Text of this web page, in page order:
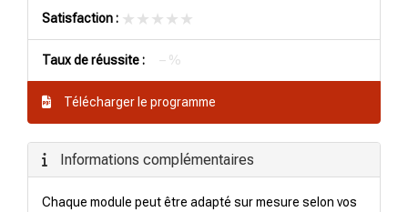
Satisfaction : ★★★★★
★★★★★
Taux de réussite : – %
Télécharger le programme
Informations complémentaires
Chaque module peut être adapté sur mesure selon vos